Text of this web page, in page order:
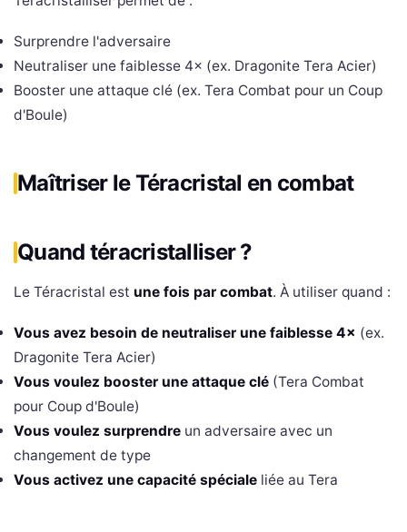
Surprendre l'adversaire
Neutraliser une faiblesse 4× (ex. Dragonite Tera Acier)
Booster une attaque clé (ex. Tera Combat pour un Coup
d'Boule)
Maîtriser le Téracristal en combat
Quand téracristalliser ?
Le Téracristal est une fois par combat. À utiliser quand :
Vous avez besoin de neutraliser une faiblesse 4× (ex.
Dragonite Tera Acier)
Vous voulez booster une attaque clé (Tera Combat
pour Coup d'Boule)
Vous voulez surprendre un adversaire avec un
changement de type
Vous activez une capacité spéciale liée au Tera